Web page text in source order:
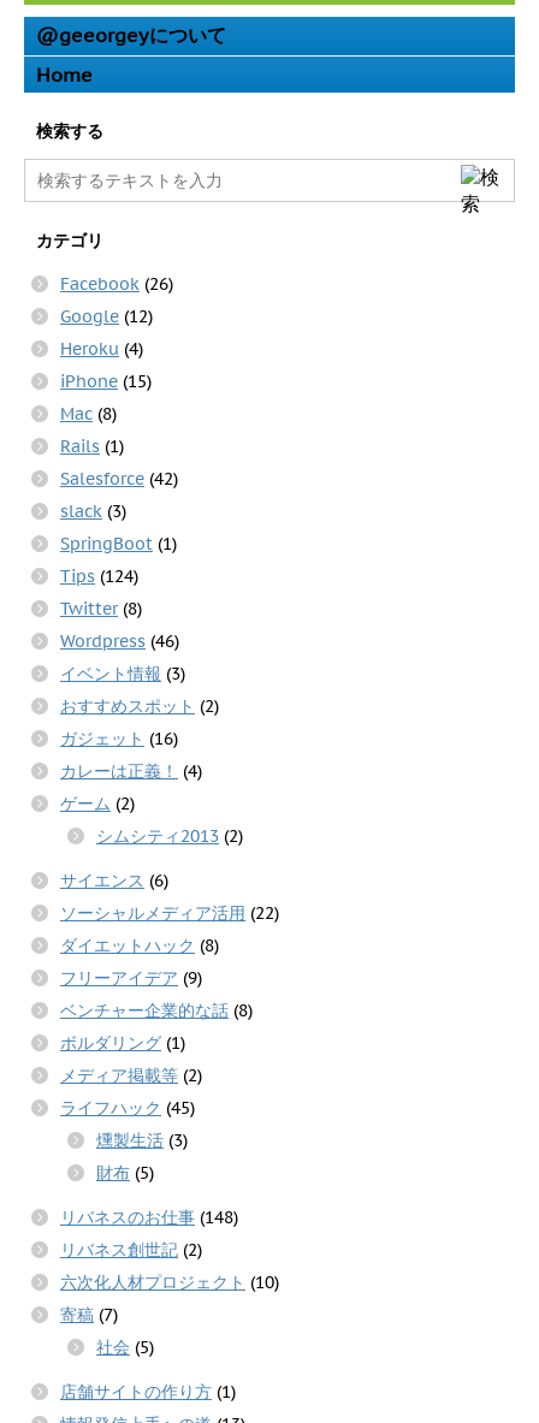
@geeorgeyについて
Home
検索する
カテゴリ
Facebook (26)
Google (12)
Heroku (4)
iPhone (15)
Mac (8)
Rails (1)
Salesforce (42)
slack (3)
SpringBoot (1)
Tips (124)
Twitter(8)
Wordpress (46)
イベント情報 (3)
おすすめスポット (2)
ガジェット (16)
カレーは正義！
(4)
ゲーム (2)
シムシティ2013 (2)
サイエンス (6)
ソーシャルメディア活用 (22)
ダイエットハック (8)
フリーアイデア (9)
ベンチャー企業的な話 (8)
ボルダリング (1)
メディア掲載等 (2)
ライフハック (45)
燻製生活 (3)
財布 (5)
リバネスのお仕事 (148)
リバネス創世記 (2)
六次化人材プロジェクト (10)
寄稿 (7)
社会 (5)
店舗サイトの作り方 (1)